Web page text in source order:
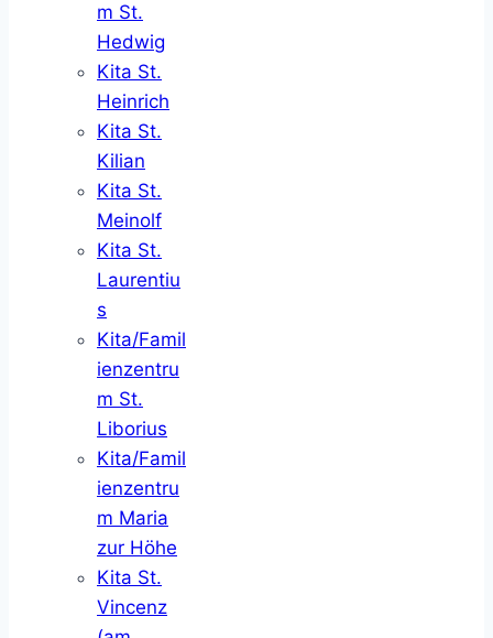
m St.
Hedwig
Kita St.
Heinrich
Kita St.
Kilian
Kita St.
Meinolf
Kita St.
Laurentiu
s
Kita/Famil
ienzentru
m St.
Liborius
Kita/Famil
ienzentru
m Maria
zur Höhe
Kita St.
Vincenz